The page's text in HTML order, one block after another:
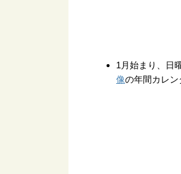
1月始まり、日
像の年間カレン